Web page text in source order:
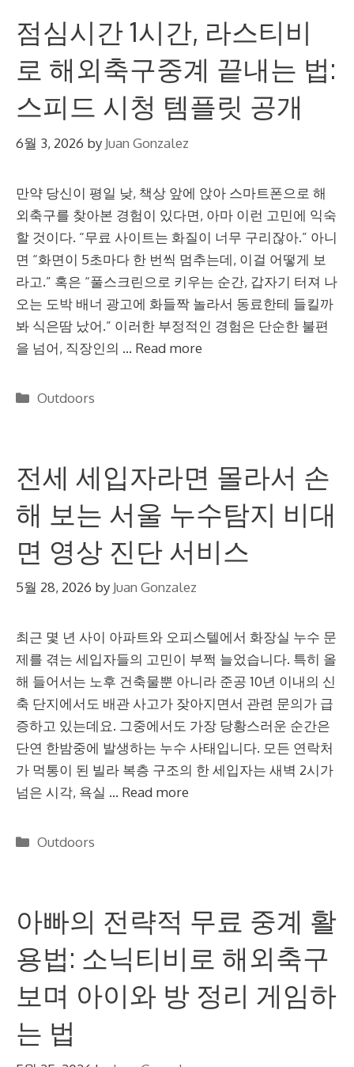
점심시간 1시간, 라스티비
로 해외축구중계 끝내는 법:
스피드 시청 템플릿 공개
6월 3, 2026 by Juan Gonzalez
만약 당신이 평일 낮, 책상 앞에 앉아 스마트폰으로 해
외축구를 찾아본 경험이 있다면, 아마 이런 고민에 익숙
할 것이다. “무료 사이트는 화질이 너무 구리잖아.” 아니
면 “화면이 5초마다 한 번씩 멈추는데, 이걸 어떻게 보
라고.” 혹은 “풀스크린으로 키우는 순간, 갑자기 터져 나
오는 도박 배너 광고에 화들짝 놀라서 동료한테 들킬까
봐 식은땀 났어.” 이러한 부정적인 경험은 단순한 불편
을 넘어, 직장인의 … Read more
Categories
Outdoors
전세 세입자라면 몰라서 손
해 보는 서울 누수탐지 비대
면 영상 진단 서비스
5월 28, 2026 by Juan Gonzalez
최근 몇 년 사이 아파트와 오피스텔에서 화장실 누수 문
제를 겪는 세입자들의 고민이 부쩍 늘었습니다. 특히 올
해 들어서는 노후 건축물뿐 아니라 준공 10년 이내의 신
축 단지에서도 배관 사고가 잦아지면서 관련 문의가 급
증하고 있는데요. 그중에서도 가장 당황스러운 순간은
단연 한밤중에 발생하는 누수 사태입니다. 모든 연락처
가 먹통이 된 빌라 복층 구조의 한 세입자는 새벽 2시가
넘은 시각, 욕실 … Read more
Categories
Outdoors
아빠의 전략적 무료 중계 활
용법: 소닉티비로 해외축구
보며 아이와 방 정리 게임하
는 법